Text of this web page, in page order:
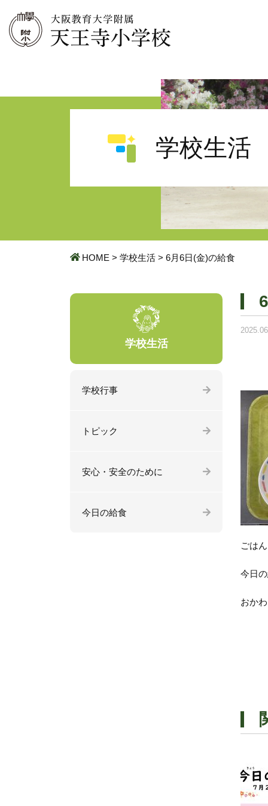
学校生活
HOME > 学校生活 > 6月6日(金)の給食
ごは
今日
おか
学校生活
学校行事
トピック
安心・安全のために
今日の給食